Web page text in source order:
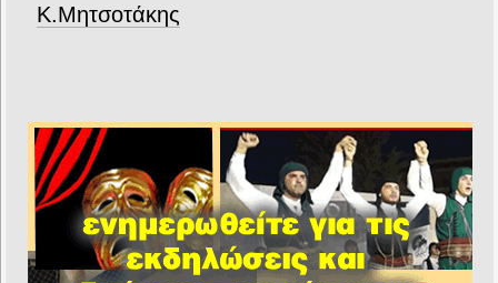
Κ.Μητσοτάκης